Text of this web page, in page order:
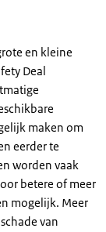
en kleine
Deal
maken om
eerder te
worden vaak
betere of meer
mogelijk. Meer
van